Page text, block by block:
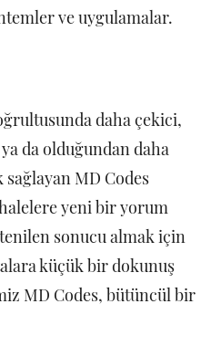
ve uygulamalar.
daha çekici,
da olduğundan daha
MD Codes
yeni bir yorum
sonucu almak için
küçük bir dokunuş
MD Codes, bütüncül bir